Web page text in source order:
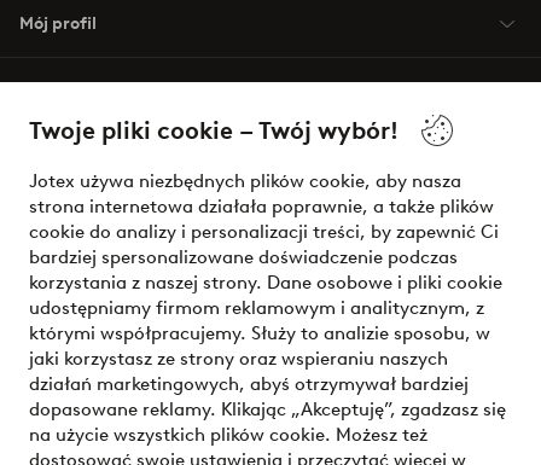
Twoje pliki cookie – Twój wybór!
Jotex używa niezbędnych plików cookie, aby nasza
strona internetowa działała poprawnie, a także plików
cookie do analizy i personalizacji treści, by zapewnić Ci
bardziej spersonalizowane doświadczenie podczas
korzystania z naszej strony. Dane osobowe i pliki cookie
udostępniamy firmom reklamowym i analitycznym, z
którymi współpracujemy. Służy to analizie sposobu, w
jaki korzystasz ze strony oraz wspieraniu naszych
działań marketingowych, abyś otrzymywał bardziej
dopasowane reklamy. Klikając „Akceptuję”, zgadzasz się
na użycie wszystkich plików cookie. Możesz też
dostosować swoje ustawienia i przeczytać więcej w
Mój profil
Warunki
Bezpieczne płatności - zapłać teraz lub podziel się
Chcesz dowiedzieć się więcej o naszych opcjach płatności